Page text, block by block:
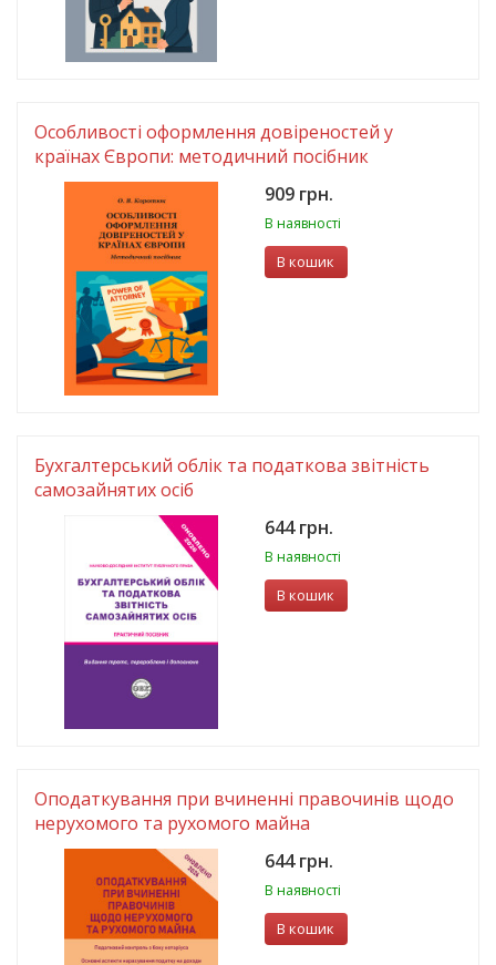
Особливості оформлення довіреностей у
країнах Європи: методичний посібник
909 грн.
В наявності
В кошик
Бухгалтерський облік та податкова звітність
самозайнятих осіб
644 грн.
В наявності
В кошик
Оподаткування при вчиненні правочинів щодо
нерухомого та рухомого майна
644 грн.
В наявності
В кошик